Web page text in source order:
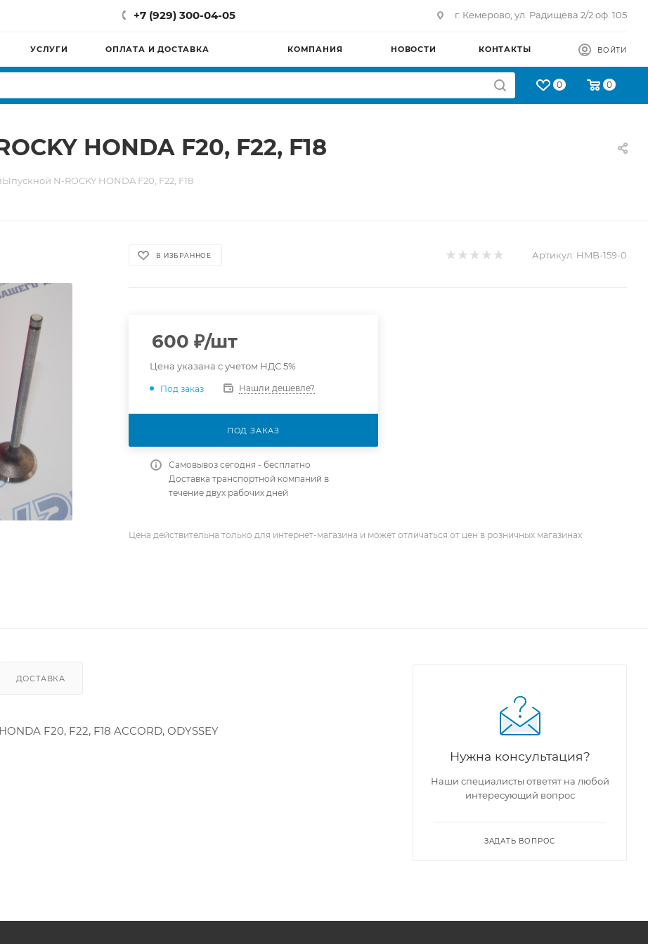
+7 (929) 300-04-05 г. Кемерово, ул. Радищева 2/2 оф. 105
УСЛУГИ ОПЛАТА И ДОСТАВКА КОМПАНИЯ НОВОСТИ КОНТАКТЫ ВОЙТИ
0 0
HONDA F20, F22, F18
N-ROCKY HONDA F20, F22, F18
В ИЗБРАННОЕ Артикул: HMB-159-0
600 ₽/шт
Цена указана с учетом НДС 5%
Под заказ Нашли дешевле?
ПОД ЗАКАЗ
Самовывоз сегодня - бесплатно
Доставка транспортной компаний в
течение двух рабочих дней
Цена действительна только для интернет-магазина и может отличаться от цен в розничных магазинах
ДОСТАВКА
F20, F22, F18 ACCORD, ODYSSEY
Нужна консультация?
Наши специалисты ответят на любой
интересующий вопрос
ЗАДАТЬ ВОПРОС